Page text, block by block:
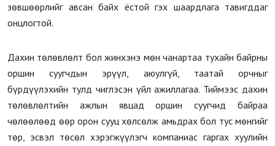
зөвшөөрлийг авсан байх ёстой гэх шаардлага тавигддаг
онцлогтой.
Дахин төлөвлөлт бол жинхэнэ мөн чанартаа тухайн байрны
оршин суугчдын эрүүл, аюулгүй, таатай орчныг
бүрдүүлэхийн тулд чиглэсэн үйл ажиллагаа. Тиймээс дахин
төлөвлөлтийн ажлын явцад оршин суугчид байраа
чөлөөлөөд өөр орон сууц хөлсөлж амьдрах бол тус мөнгийг
төр, эсвэл төсөл хэрэгжүүлэгч компаниас гаргах хуулийн